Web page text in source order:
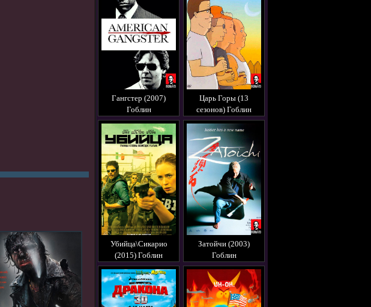
Гангстер (2007)
Гоблин
Царь Горы (13
сезонов) Гоблин
Убийца\Сикарио
(2015) Гоблин
Затойчи (2003)
Гоблин